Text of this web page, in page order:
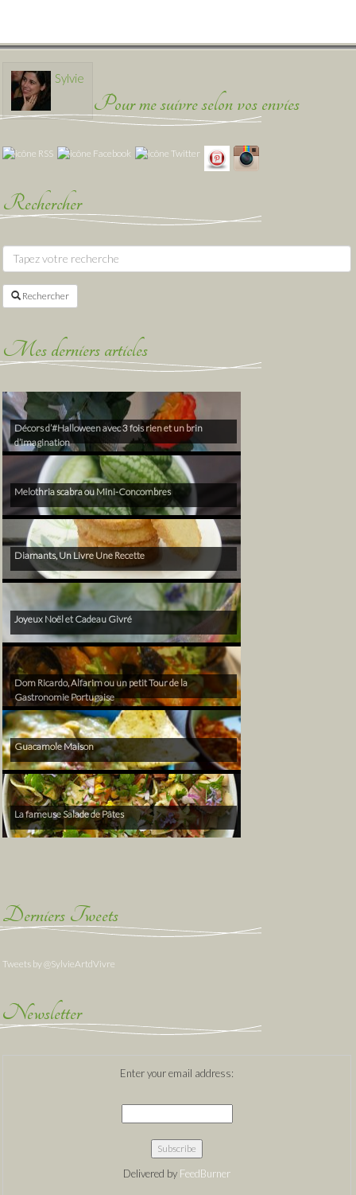
Sylvie
Pour me suivre selon vos envies
Rechercher
Rechercher
Mes derniers articles
Décors d’#Halloween avec 3 fois rien et un brin
d’imagination
Melothria scabra ou Mini-Concombres
Diamants, Un Livre Une Recette
Joyeux Noël et Cadeau Givré
Dom Ricardo, Alfarim ou un petit Tour de la
Gastronomie Portugaise
Guacamole Maison
La fameuse Salade de Pâtes
Derniers Tweets
Tweets by @SylvieArtdVivre
Newsletter
Enter your email address:
Delivered by FeedBurner